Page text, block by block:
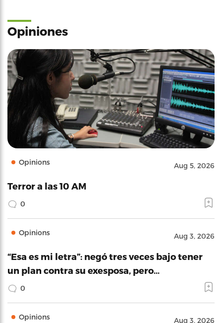
Opiniones
Opinions Aug 5, 2026
Terror a las 10 AM
0
Opinions Aug 3, 2026
“Esa es mi letra”: negó tres veces bajo tener
un plan contra su exesposa, pero…
0
Opinions Aug 3, 2026